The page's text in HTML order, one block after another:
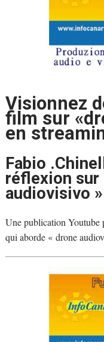
Visionnez
film sur
en
Fabio
réflexion sur
audiovisivo
Une publication Youtube
qui aborde « drone